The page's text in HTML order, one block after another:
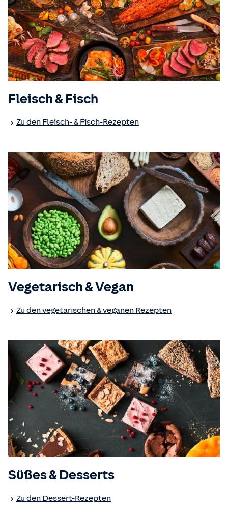
Fleisch & Fisch
Zu den Fleisch- & Fisch-Rezepten
Vegetarisch & Vegan
Zu den vegetarischen & veganen Rezepten
Süßes & Desserts
Zu den Dessert-Rezepten